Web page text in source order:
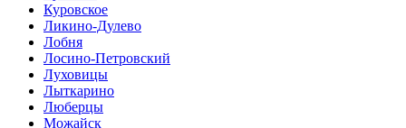
Куровское
Ликино-Дулево
Лобня
Лосино-Петровский
Луховицы
Лыткарино
Люберцы
Можайск